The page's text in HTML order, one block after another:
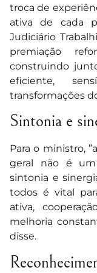
troca de
ativa de cada
Judiciário
premiação
construindo
eficiente,
transformações
Sintonia e
Para o ministro,
geral não é
sintonia e
todos é vital
ativa,
melhoria
disse.